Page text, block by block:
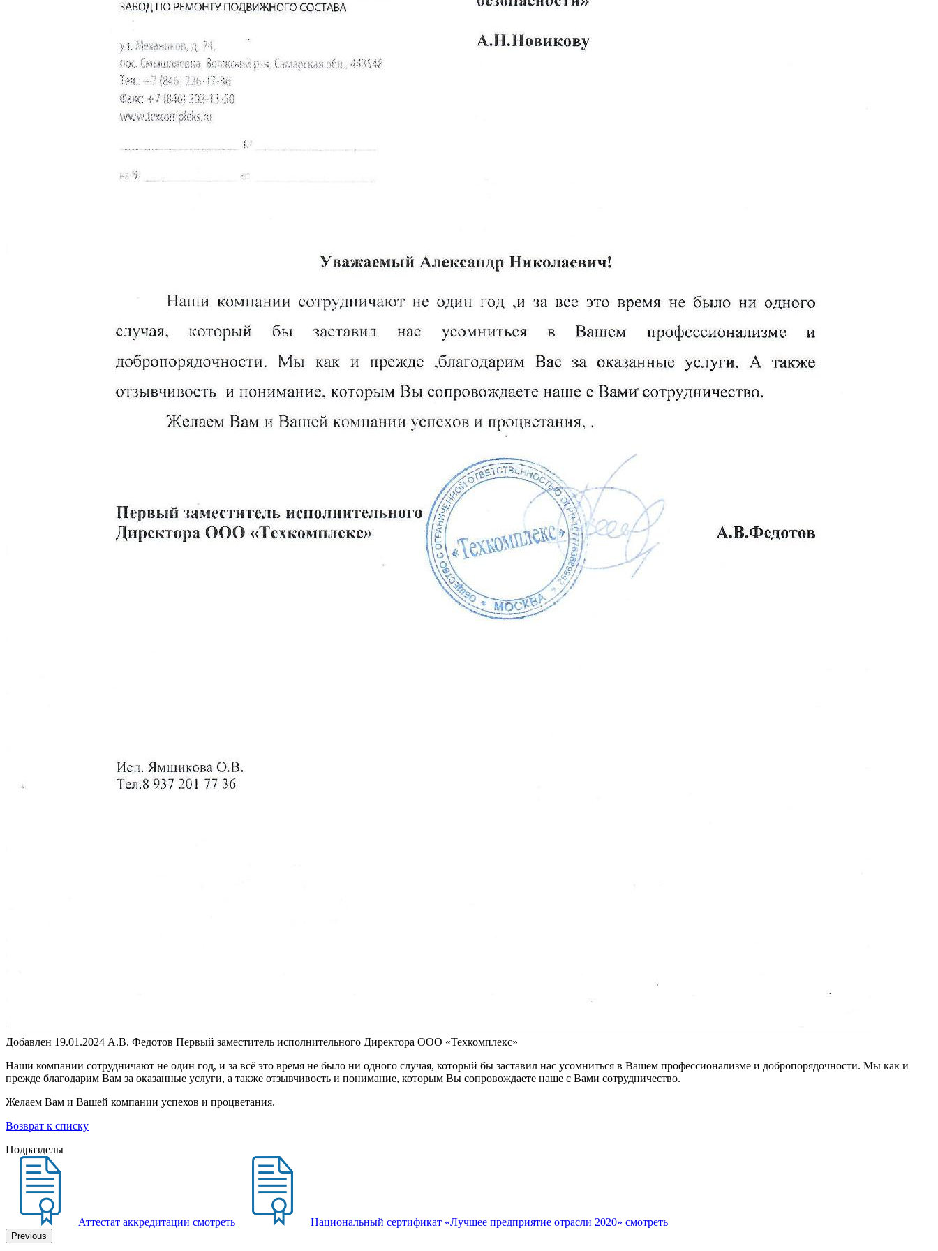
Добавлен 19.01.2024 А.В. Федотов Первый заместитель исполнительного Директора ООО «Техкомплекс»
Наши компании сотрудничают не один год, и за всё это время не было ни одного случая, который бы заставил нас усомниться в Вашем профессионализме и добропорядочности. Мы как и
прежде благодарим Вам за оказанные услуги, а также отзывчивость и понимание, которым Вы сопровождаете наше с Вами сотрудничество.
Желаем Вам и Вашей компании успехов и процветания.
Возврат к списку
Подразделы
Аттестат аккредитации смотреть Национальный сертификат «Лучшее предприятие отрасли 2020» смотреть
Previous